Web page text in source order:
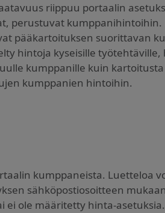
riippuu portaalin
perustuvat kumppanihintoihin.
pääkartoituksen suorittavan
hintoja kyseisille
kumppanille kuin
kumppanien hintoihin.
kumppaneista. Luetteloa
sähköpostiosoitteen
ei ole määritetty hinta-asetuksia.